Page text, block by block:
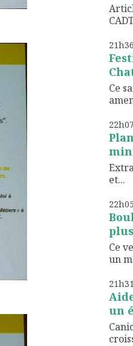
21h36
Ce
22h07
et...
22h05
Ce
un
21h31
un